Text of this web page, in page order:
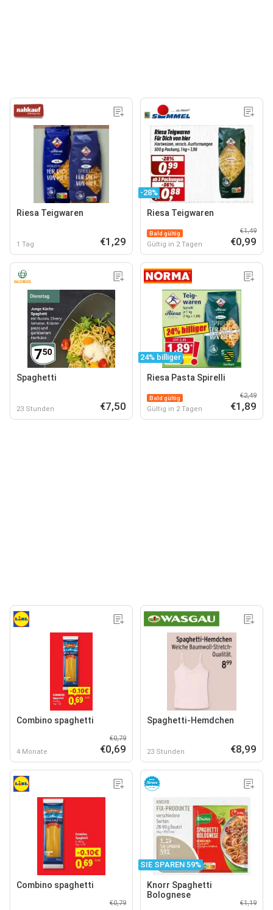
Riesa Teigwaren
1 Tag €1,29
-28%
Riesa Teigwaren
Bald gültig
Gültig in 2 Tagen
€1,49
€0,99
Spaghetti
23 Stunden €7,50
24% billiger
Riesa Pasta Spirelli
Bald gültig
Gültig in 2 Tagen
€2,49
€1,89
Combino spaghetti
4 Monate
€0,79
€0,69
Spaghetti-Hemdchen
23 Stunden €8,99
Combino spaghetti
€0,79
SIE SPAREN 59%
Knorr Spaghetti
Bolognese
€1,19